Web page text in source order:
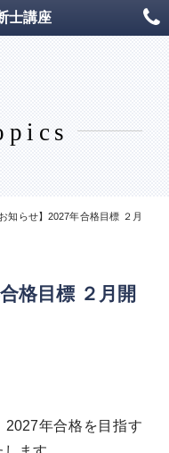
お知らせ】2027年合格目標 ２月
格目標 ２月開
2027年合格を目指す
士講座